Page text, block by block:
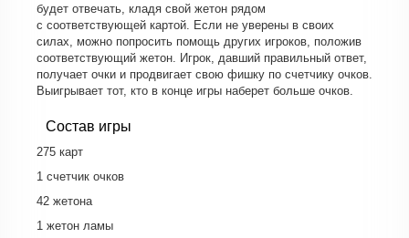
будет отвечать, кладя свой жетон рядом
с соответствующей картой. Если не уверены в своих
силах, можно попросить помощь других игроков, положив
соответствующий жетон. Игрок, давший правильный ответ,
получает очки и продвигает свою фишку по счетчику очков.
Выигрывает тот, кто в конце игры наберет больше очков.
Состав игры
275 карт
1 счетчик очков
42 жетона
1 жетон ламы